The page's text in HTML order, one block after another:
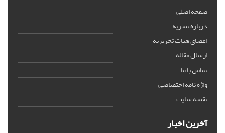
صفحه اصلی
درباره نشریه
اعضای هیات تحریریه
ارسال مقاله
تماس با ما
واژه نامه اختصاصی
نقشه سایت
آخرین اخبار